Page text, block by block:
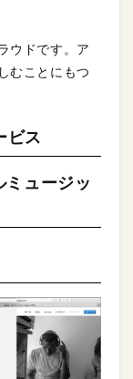
ウドです。ア
むことにもつ
ビス
ュージッ